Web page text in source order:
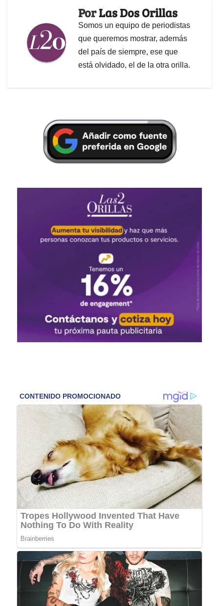
PorLas Dos Orillas
Somos un equipo de periodistas
que queremos mostrar, además
del país de siempre, ese que
está olvidado, el de la otra orilla.